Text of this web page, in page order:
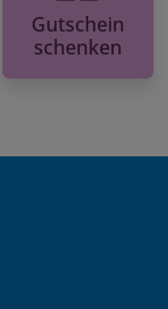
Gutschein
schenken